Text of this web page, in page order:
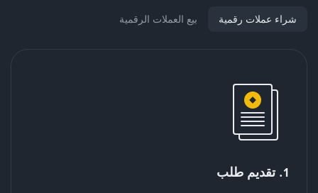
شراء عملات رقمية بيع العملات الرقمية
1. تقديم طلب